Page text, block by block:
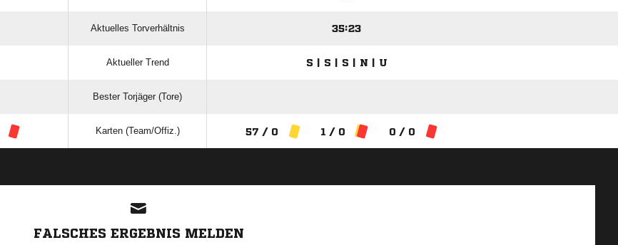
Aktuelles Torverhältnis 35:23
Aktueller Trend S | S | S | N | U
Bester Torjäger (Tore)
Karten (Team/Offiz.) 57 / 0 1 / 0 0 / 0
FALSCHES ERGEBNIS MELDEN